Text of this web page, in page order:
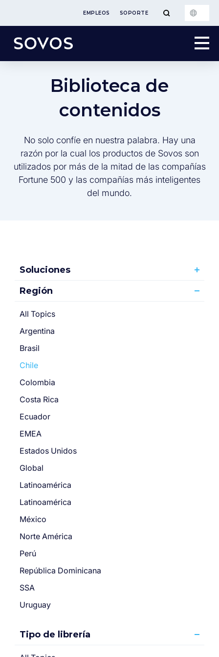
EMPLEOS SOPORTE
Biblioteca de
contenidos
No solo confíe en nuestra palabra. Hay una
razón por la cual los productos de Sovos son
utilizados por más de la mitad de las compañías
Fortune 500 y las compañías más inteligentes
del mundo.
Soluciones
Región
All Topics
Argentina
Brasil
Chile
Colombia
Costa Rica
Ecuador
EMEA
Estados Unidos
Global
Latinoamérica
Latinoamérica
México
Norte América
Perú
República Dominicana
SSA
Uruguay
Tipo de librería